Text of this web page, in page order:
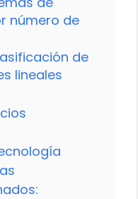
número de
de
lineales